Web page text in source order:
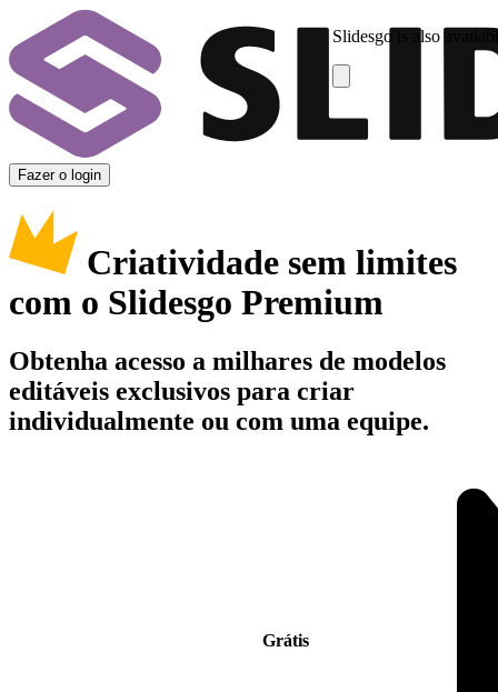
Slidesgo is also
Fazer o login
Criatividade sem limites
com o Slidesgo Premium
Obtenha acesso a milhares de modelos
editáveis exclusivos para criar
individualmente ou com uma equipe.
Grátis